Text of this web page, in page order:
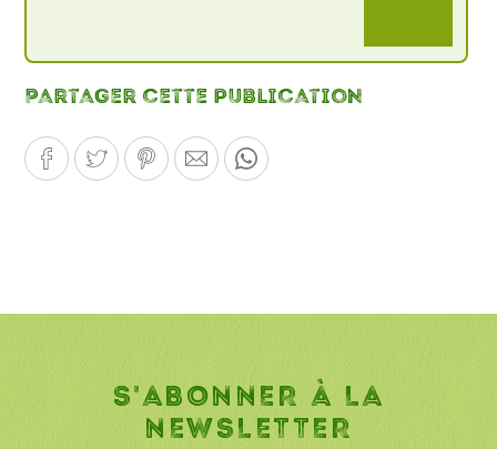
Partager cette publication
S'ABONNER À LA
NEWSLETTER